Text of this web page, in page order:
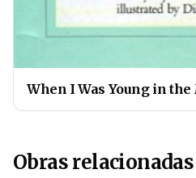
When I Was Young in
Obras relacionadas